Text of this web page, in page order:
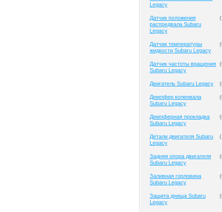
Legacy
Датчик положения
распредвала Subaru
Legacy
(
Датчик температуры
жидкости Subaru Legacy
(
Датчик частоты вращения
Subaru Legacy
(
Двигатель Subaru Legacy (
Демпфер коленвала
Subaru Legacy
(
Демпферная прокладка
Subaru Legacy
(
Детали двигателя Subaru
Legacy
(
Задняя опора двигателя
Subaru Legacy
(
Заливная горловина
Subaru Legacy
(
Защита днища Subaru
Legacy
(